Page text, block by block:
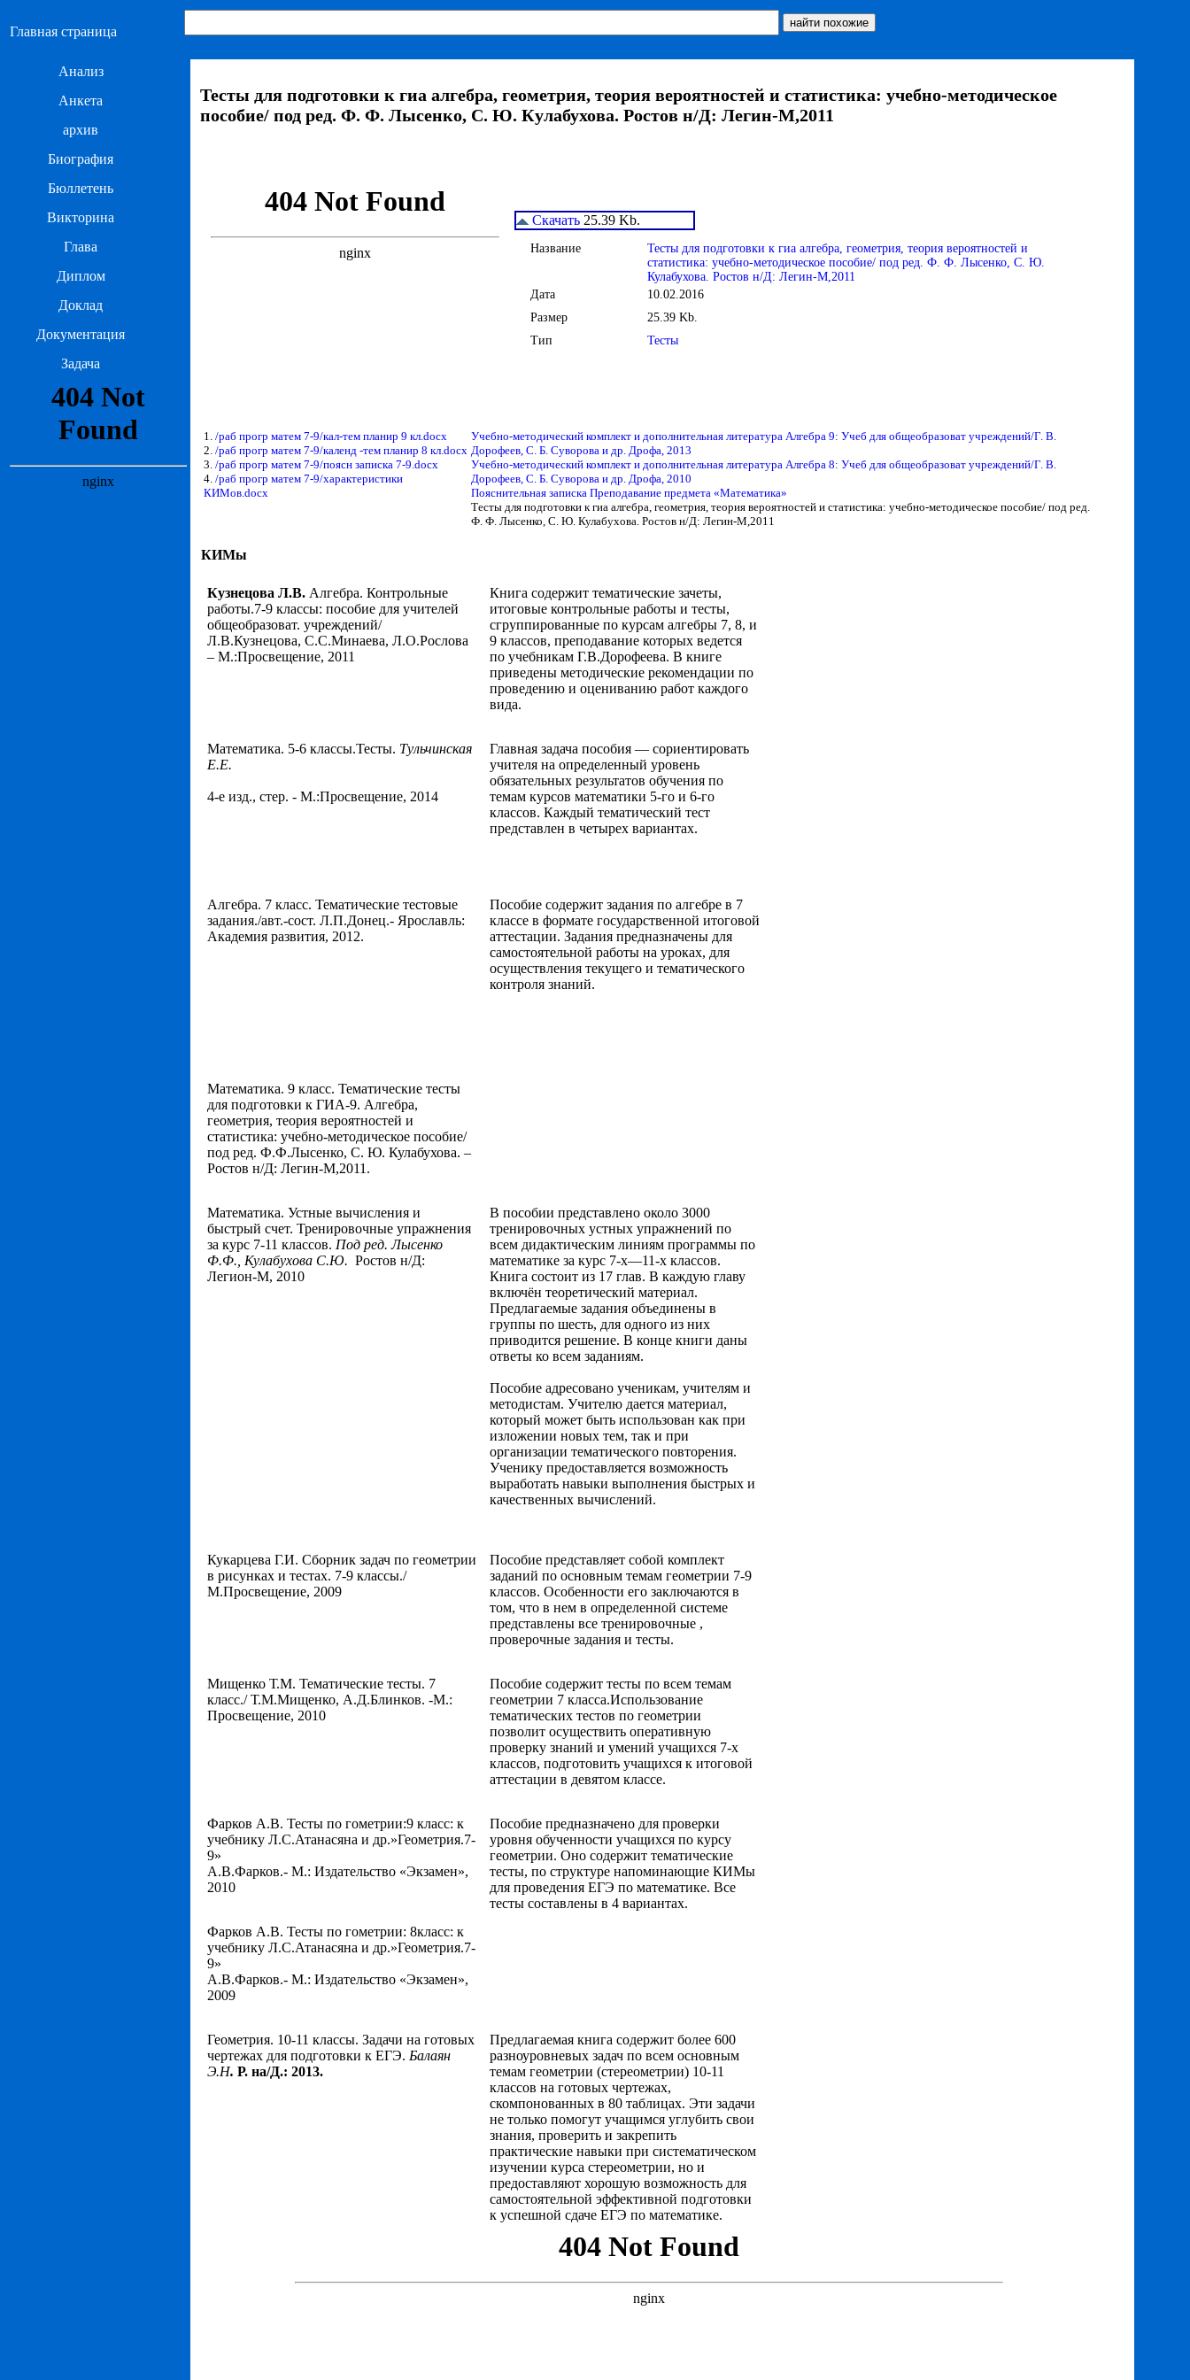
Главная страница
Анализ
Анкета
архив
Биография
Бюллетень
Викторина
Глава
Диплом
Доклад
Документация
Задача
Тесты для подготовки к гиа алгебра, геометрия, теория вероятностей и статистика: учебно-методическое
пособие/ под ред. Ф. Ф. Лысенко, С. Ю. Кулабухова. Ростов н/Д: Легин-М,2011
Скачать 25.39 Kb.
Название
Тесты для подготовки к гиа алгебра, геометрия, теория вероятностей и
статистика: учебно-методическое пособие/ под ред. Ф. Ф. Лысенко, С. Ю.
Кулабухова. Ростов н/Д: Легин-М,2011
Дата
10.02.2016
Размер
25.39 Kb.
Тип
Тесты
1. /раб прогр матем 7-9/кал-тем планир 9 кл.docx
2. /раб прогр матем 7-9/календ -тем планир 8 кл.docx
3. /раб прогр матем 7-9/поясн записка 7-9.docx
4. /раб прогр матем 7-9/характеристики
КИМов.docx
Учебно-методический комплект и дополнительная литература Алгебра 9: Учеб для общеобразоват учреждений/Г. В.
Дорофеев, С. Б. Суворова и др. Дрофа, 2013
Учебно-методический комплект и дополнительная литература Алгебра 8: Учеб для общеобразоват учреждений/Г. В.
Дорофеев, С. Б. Суворова и др. Дрофа, 2010
Пояснительная записка Преподавание предмета «Математика»
Тесты для подготовки к гиа алгебра, геометрия, теория вероятностей и статистика: учебно-методическое пособие/ под ред.
Ф. Ф. Лысенко, С. Ю. Кулабухова. Ростов н/Д: Легин-М,2011
КИМы
Кузнецова Л.В. Алгебра. Контрольные
работы.7-9 классы: пособие для учителей
общеобразоват. учреждений/
Л.В.Кузнецова, С.С.Минаева, Л.О.Рослова
– М.:Просвещение, 2011
Книга содержит тематические зачеты,
итоговые контрольные работы и тесты,
сгруппированные по курсам алгебры 7, 8, и
9 классов, преподавание которых ведется
по учебникам Г.В.Дорофеева. В книге
приведены методические рекомендации по
проведению и оцениванию работ каждого
вида.
Математика. 5-6 классы.Тесты. Тульчинская
Е.Е.
4-е изд., стер. - М.:Просвещение, 2014
Главная задача пособия — сориентировать
учителя на определенный уровень
обязательных результатов обучения по
темам курсов математики 5-го и 6-го
классов. Каждый тематический тест
представлен в четырех вариантах.
Алгебра. 7 класс. Тематические тестовые
задания./авт.-сост. Л.П.Донец.- Ярославль:
Академия развития, 2012.
Пособие содержит задания по алгебре в 7
классе в формате государственной итоговой
аттестации. Задания предназначены для
самостоятельной работы на уроках, для
осуществления текущего и тематического
контроля знаний.
Математика. 9 класс. Тематические тесты
для подготовки к ГИА-9. Алгебра,
геометрия, теория вероятностей и
статистика: учебно-методическое пособие/
под ред. Ф.Ф.Лысенко, С. Ю. Кулабухова. –
Ростов н/Д: Легин-М,2011.
Математика. Устные вычисления и
быстрый счет. Тренировочные упражнения
за курс 7-11 классов. Под ред. Лысенко
Ф.Ф., Кулабухова С.Ю. Ростов н/Д:
Легион-М, 2010
В пособии представлено около 3000
тренировочных устных упражнений по
всем дидактическим линиям программы по
математике за курс 7-х—11-х классов.
Книга состоит из 17 глав. В каждую главу
включён теоретический материал.
Предлагаемые задания объединены в
группы по шесть, для одного из них
приводится решение. В конце книги даны
ответы ко всем заданиям.
Пособие адресовано ученикам, учителям и
методистам. Учителю дается материал,
который может быть использован как при
изложении новых тем, так и при
организации тематического повторения.
Ученику предоставляется возможность
выработать навыки выполнения быстрых и
качественных вычислений.
Кукарцева Г.И. Сборник задач по геометрии
в рисунках и тестах. 7-9 классы./
М.Просвещение, 2009
Пособие представляет собой комплект
заданий по основным темам геометрии 7-9
классов. Особенности его заключаются в
том, что в нем в определенной системе
представлены все тренировочные ,
проверочные задания и тесты.
Мищенко Т.М. Тематические тесты. 7
класс./ Т.М.Мищенко, А.Д.Блинков. -М.:
Просвещение, 2010
Пособие содержит тесты по всем темам
геометрии 7 класса.Использование
тематических тестов по геометрии
позволит осуществить оперативную
проверку знаний и умений учащихся 7-х
классов, подготовить учащихся к итоговой
аттестации в девятом классе.
Фарков А.В. Тесты по гометрии:9 класс: к
учебнику Л.С.Атанасяна и др.»Геометрия.7-
9»
А.В.Фарков.- М.: Издательство «Экзамен»,
2010
Пособие предназначено для проверки
уровня обученности учащихся по курсу
геометрии. Оно содержит тематические
тесты, по структуре напоминающие КИМы
для проведения ЕГЭ по математике. Все
тесты составлены в 4 вариантах.
Фарков А.В. Тесты по гометрии: 8класс: к
учебнику Л.С.Атанасяна и др.»Геометрия.7-
9»
А.В.Фарков.- М.: Издательство «Экзамен»,
2009
Геометрия. 10-11 классы. Задачи на готовых
чертежах для подготовки к ЕГЭ. Балаян
Э.Н. Р. на/Д.: 2013.
Предлагаемая книга содержит более 600
разноуровневых задач по всем основным
темам геометрии (стереометрии) 10-11
классов на готовых чертежах,
скомпонованных в 80 таблицах. Эти задачи
не только помогут учащимся углубить свои
знания, проверить и закрепить
практические навыки при систематическом
изучении курса стереометрии, но и
предоставляют хорошую возможность для
самостоятельной эффективной подготовки
к успешной сдаче ЕГЭ по математике.